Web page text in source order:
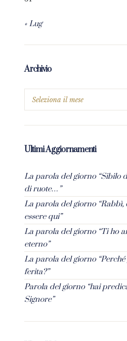
« Lug
Archivio
Ultimi Aggiornamenti
La parola del giorno “Sibilo
di ruote…”
La parola del giorno “Rabbì,
essere qui”
La parola del giorno “Ti ho
eterno”
La parola del giorno
ferita?”
Parola del giorno “hai
Signore”